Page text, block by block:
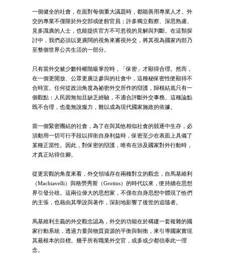
一個健全的社會，在面對每個重大議題時，都能善用專業人才。外
交的專業不僅限於外交部或使館官員；許多獨立觀察、深思熟慮、
見多識廣的人士，也能提供官方不可忽視的見解與判斷。在這類探
討中，我們必須以更廣闊的視角來審視外交，將其視為國家內部乃
至整個世界公共生活的一部分。
只有當外交被少數特權階級掌控時，「保密」才顯得合理。然而，
在一個更開放、公眾更廣泛參與的社會中，這種秘保密性便顯得不
合時宜。任何從政治角度為祕密外交所作的辯護，歸根結底只有一
個觀點：人民因無知且缺乏經驗，不適合評斷外交事務。這種論點
既不合理，也毫無說服力，難以成為現代國家施政的依據。
當一個緊密團結的社會，為了在與其他相似社會的競逐中生存，必
須動用一切可行手段以捍衛自身利益時，保密至少在表面上具備了
某種正當性。因此，對保密的辯護，唯有在涉及國家對外行動時，
才真正站得住腳。
從更宏觀的角度來看，外交領域存在兩種對立的觀念，自馬基維利
（Machiavelli）與格勞秀斯（Grotius）的時代以來，便持續在思想
界引發分歧。這兩位偉大的思想家，不僅在自身思想中體現了他們
的主張，也藉由其學說與著作，深刻地影響了後世的追隨者。
馬基維利主義的外交觀念認為，外交的功能在於構建一套複雜的國
家行動系統，透過力量與物質資源的平衡與制衡，來引導國家實現
其最根本的目標。幾乎所有職業外交官，或多或少都信奉此一理
念。